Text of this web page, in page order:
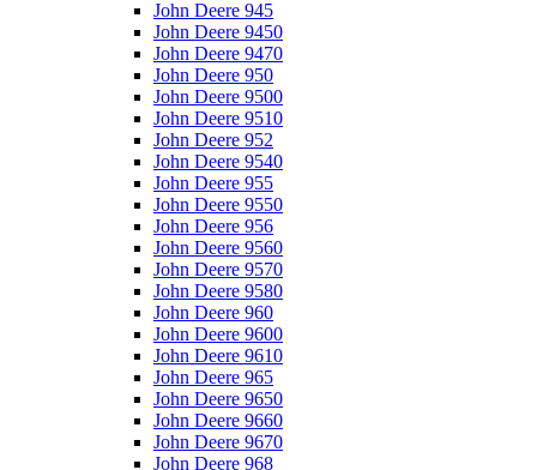
John Deere 945
John Deere 9450
John Deere 9470
John Deere 950
John Deere 9500
John Deere 9510
John Deere 952
John Deere 9540
John Deere 955
John Deere 9550
John Deere 956
John Deere 9560
John Deere 9570
John Deere 9580
John Deere 960
John Deere 9600
John Deere 9610
John Deere 965
John Deere 9650
John Deere 9660
John Deere 9670
John Deere 968